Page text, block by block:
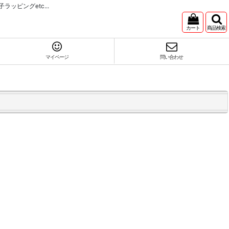
ラッピングetc...
カート 商品検索
マイページ 問い合わせ